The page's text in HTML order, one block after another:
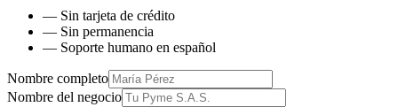
— Sin tarjeta de crédito
— Sin permanencia
— Soporte humano en español
Nombre completo
Nombre del negocio